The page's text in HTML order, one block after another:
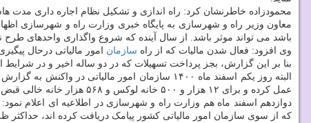
محمودزاده خاطرنشان کرد: راه اندازی و تشکیل نظام اجاره داری
معاون وزیر راه و شهرسازی به پایگاه خبری وزارت راه و شهرسازی
باشد می تواند موثر باشد. از سال آینده که شروع واگذاری واحدهای
وی افزود: فعال شدن مالیات که از راه سازمان امور مالیاتی درحال
بنا بر این گزارش، بجز پرداخت تسهیلات که در دو ساله اخیر و در
البته روز یکم اسفند ماه ۱۴۰۰ سازمان امور
عمل کرده و برای ۱۲ هزار و ۵۰۰ خانه لوکس و ۵۶۸ هزار خانه خالی قبض مالیاتی صادر گردیده است.
دوازدهم اسفند ماه هم وزارت راه و شهرسازی در اطلاعیه ای اعلام نمود: مطابق
که از سوی سازمان امور مالیاتی کشور پیامک دریافت کرده اند، حداکثر ظرف ۱۰ روز فرصت دارند تا با رفتن به "سامانه ملی املاک و اسکان کشور"، اطلاعات سکونت و مالکیت خویش را به